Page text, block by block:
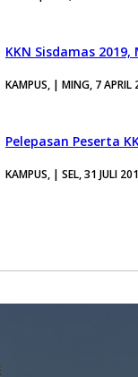
KKN Sisdamas
KAMPUS, | MING, 7 APRIL
Pelepasan Peserta
KAMPUS, | SEL, 31 JULI